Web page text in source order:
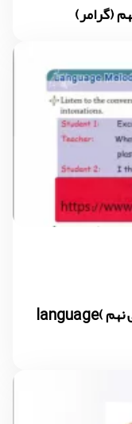
ویدیو تدریس درس 6 زبان انگلیسی نهم )language